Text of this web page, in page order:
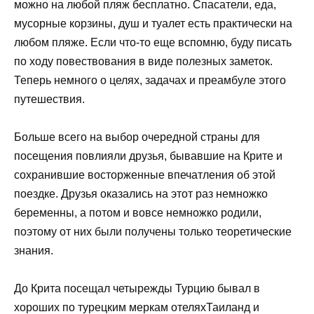
можно на любой пляж бесплатно. Спасатели, еда,
мусорные корзины, душ и туалет есть практически на
любом пляже. Если что-то еще вспомню, буду писать
по ходу повествования в виде полезных заметок.
Теперь немного о целях, задачах и преамбуле этого
путешествия.
Больше всего на выбор очередной страны для
посещения повлияли друзья, бывавшие на Крите и
сохранившие восторженные впечатления об этой
поездке. Друзья оказались на этот раз немножко
беременны, а потом и вовсе немножко родили,
поэтому от них были получены только теоретические
знания.
До Крита посещал четырежды Турцию бывал в
хороших по турецким меркам отеляхТаиланд и